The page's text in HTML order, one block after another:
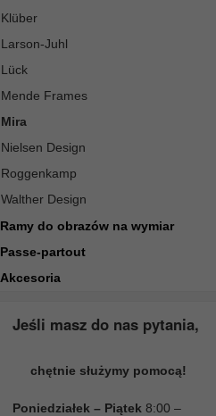
Klüber
Larson-Juhl
Lück
Mende Frames
Mira
Nielsen Design
Roggenkamp
Walther Design
Ramy do obrazów na wymiar
Passe-partout
Akcesoria
Jeśli masz do nas pytania,
chętnie służymy pomocą!
Poniedziałek – Piątek 8:00 –